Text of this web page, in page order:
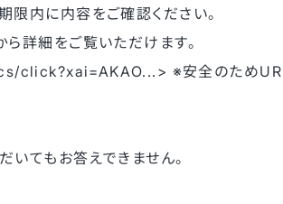
限内に内容をご確認ください。
詳細をご覧いただけます。
※安全のためURL
いてもお答えできません。